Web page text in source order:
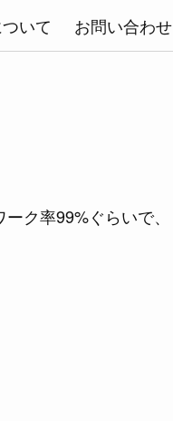
いて お問い合わせ
ク率99%ぐらいで、